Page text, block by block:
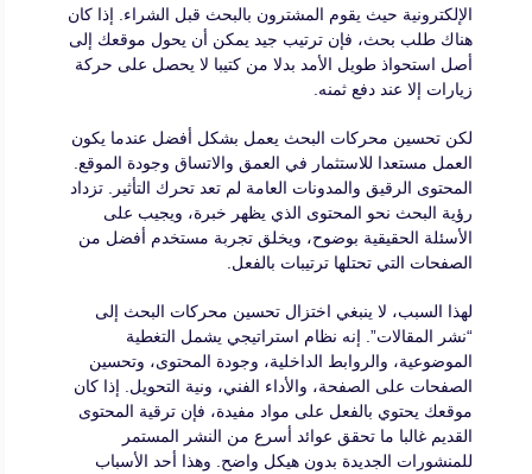
الإلكترونية حيث يقوم المشترون بالبحث قبل الشراء. إذا كان
هناك طلب بحث، فإن ترتيب جيد يمكن أن يحول موقعك إلى
أصل استحواذ طويل الأمد بدلا من كتيبا لا يحصل على حركة
زيارات إلا عند دفع ثمنه.
لكن تحسين محركات البحث يعمل بشكل أفضل عندما يكون
العمل مستعدا للاستثمار في العمق والاتساق وجودة الموقع.
المحتوى الرقيق والمدونات العامة لم تعد تحرك التأثير. تزداد
رؤية البحث نحو المحتوى الذي يظهر خبرة، ويجيب على
الأسئلة الحقيقية بوضوح، ويخلق تجربة مستخدم أفضل من
الصفحات التي تحتلها ترتيبات بالفعل.
لهذا السبب، لا ينبغي اختزال تحسين محركات البحث إلى
“نشر المقالات”. إنه نظام استراتيجي يشمل التغطية
الموضوعية، والروابط الداخلية، وجودة المحتوى، وتحسين
الصفحات على الصفحة، والأداء الفني، ونية التحويل. إذا كان
موقعك يحتوي بالفعل على مواد مفيدة، فإن ترقية المحتوى
القديم غالبا ما تحقق عوائد أسرع من النشر المستمر
للمنشورات الجديدة بدون هيكل واضح. وهذا أحد الأسباب